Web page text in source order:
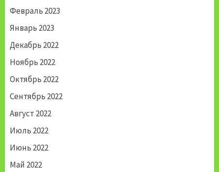
Февраль 2023
Январь 2023
Декабрь 2022
Ноябрь 2022
Октябрь 2022
Сентябрь 2022
Август 2022
Июль 2022
Июнь 2022
Май 2022